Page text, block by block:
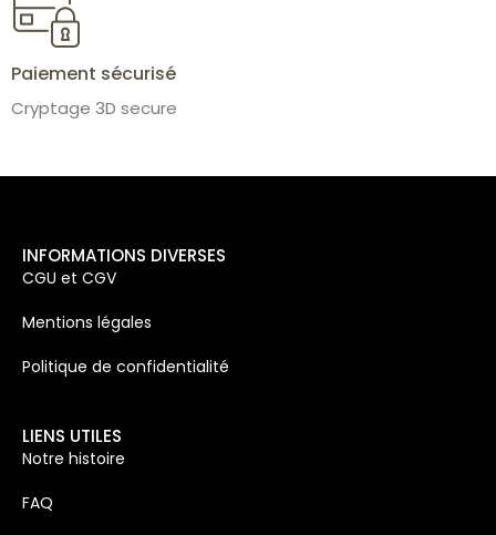
Paiement sécurisé
Cryptage 3D secure
INFORMATIONS DIVERSES
CGU et CGV
Mentions légales
Politique de confidentialité
LIENS UTILES
Notre histoire
FAQ